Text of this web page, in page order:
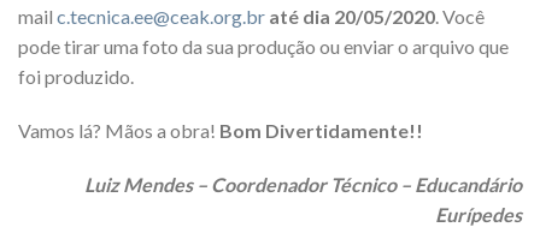
mail c.tecnica.ee@ceak.org.br até dia 20/05/2020. Você
pode tirar uma foto da sua produção ou enviar o arquivo que
foi produzido.
Vamos lá? Mãos a obra! Bom Divertidamente!!
Luiz Mendes – Coordenador Técnico – Educandário
Eurípedes